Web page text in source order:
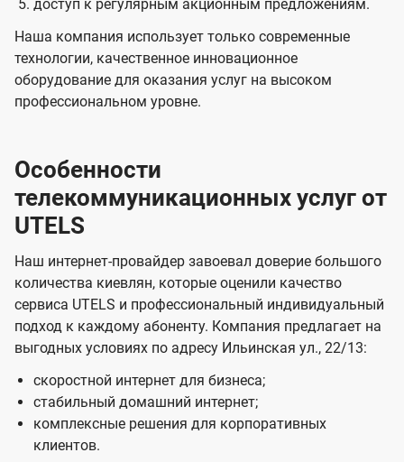
доступ к регулярным акционным предложениям.
Наша компания использует только современные
технологии, качественное инновационное
оборудование для оказания услуг на высоком
профессиональном уровне.
Особенности
телекоммуникационных услуг от
UTELS
Наш интернет-провайдер завоевал доверие большого
количества киевлян, которые оценили качество
сервиса UTELS и профессиональный индивидуальный
подход к каждому абоненту. Компания предлагает на
выгодных условиях по адресу Ильинская ул., 22/13:
скоростной интернет для бизнеса;
стабильный домашний интернет;
комплексные решения для корпоративных
клиентов.